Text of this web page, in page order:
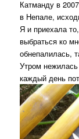
Катманду в
в Непале,
Я и приехала
выбраться ко
обнепалилась,
Утром
каждый день